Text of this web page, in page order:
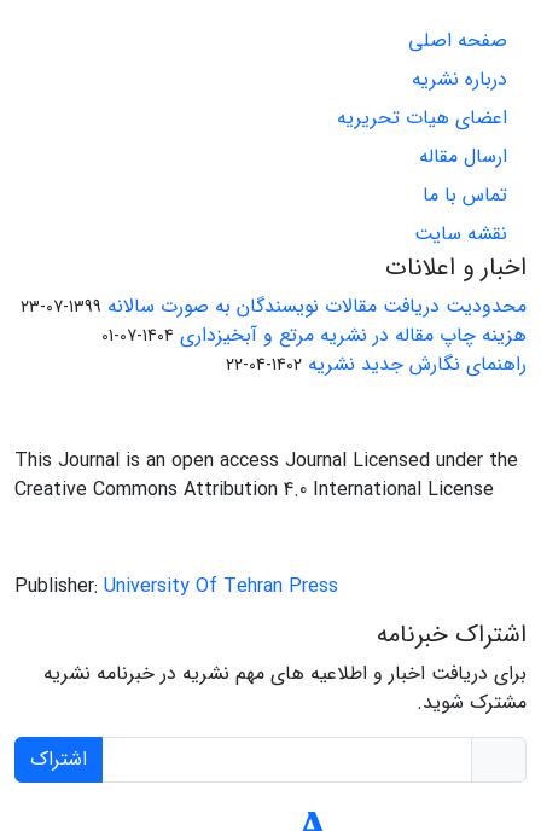
صفحه اصلی
درباره نشریه
اعضای هیات تحریریه
ارسال مقاله
تماس با ما
نقشه سایت
اخبار و اعلانات
محدودیت دریافت مقالات نویسندگان به صورت سالانه 1399-07-23
هزینه چاپ مقاله در نشریه مرتع و آبخیزداری 1404-07-01
راهنمای نگارش جدید نشریه 1402-04-22
This Journal is an open access Journal Licensed under the
Creative Commons Attribution 4.0 International License
Publisher: University Of Tehran Press
اشتراک خبرنامه
برای دریافت اخبار و اطلاعیه های مهم نشریه در خبرنامه نشریه
مشترک شوید.
اشتراک